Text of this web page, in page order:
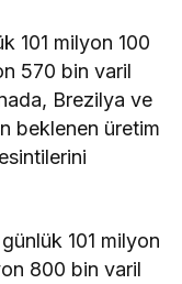
101 milyon 100
570 bin varil
Brezilya ve
beklenen üretim
101 milyon
800 bin varil